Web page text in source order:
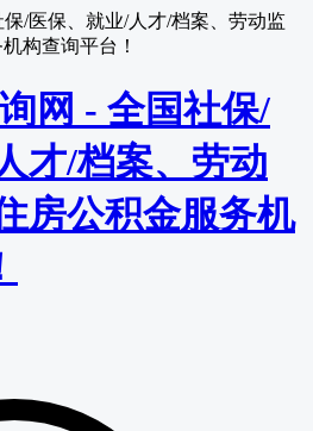
保/医保、就业/人才/档案、劳动监
构查询平台！
网 - 全国社保/
才/档案、劳动
房公积金服务机